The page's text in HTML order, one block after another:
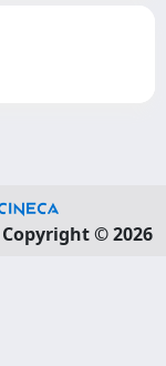
Copyright © 2026